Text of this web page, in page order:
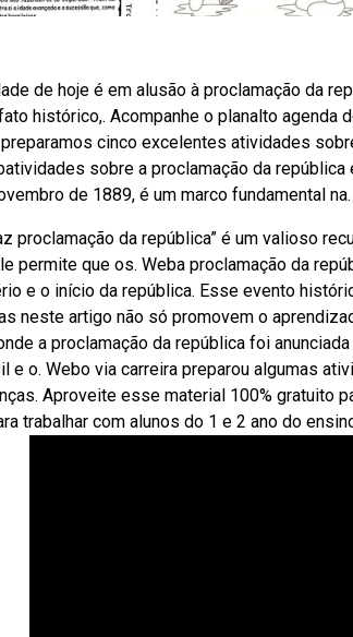
de hoje é em alusão à proclamação da
histórico,. Acompanhe o planalto
cinco excelentes atividades
sobre a proclamação da
de 1889, é um marco fundamental na.
proclamação da república” é um valioso
permite que os. Weba proclamação da
e o início da república. Esse evento
neste artigo não só promovem o
a proclamação da república foi
e o. Webo via carreira preparou algumas
Aproveite esse material 100% gratuito
trabalhar com alunos do 1 e 2 ano do